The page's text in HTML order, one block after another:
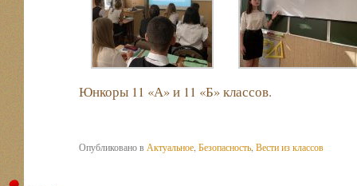
Юнкоры 11 «А» и 11 «Б» классов.
Опубликовано в Актуальное Безопасность Вести из классов